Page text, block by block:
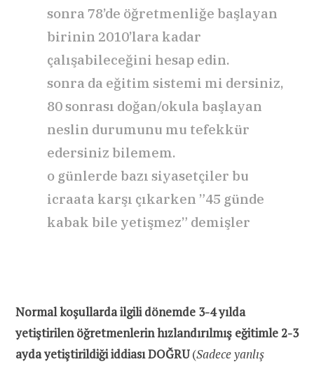
sonra 78’de öğretmenliğe başlayan
birinin 2010’lara kadar
çalışabileceğini hesap edin.
sonra da eğitim sistemi mi dersiniz,
80 sonrası doğan/okula başlayan
neslin durumunu mu tefekkür
edersiniz bilemem.
o günlerde bazı siyasetçiler bu
icraata karşı çıkarken ”45 günde
kabak bile yetişmez” demişler
Normal koşullarda ilgili dönemde 3-4 yılda
yetiştirilen öğretmenlerin hızlandırılmış eğitimle 2-3
ayda yetiştirildiği iddiası DOĞRU(Sadece yanlış